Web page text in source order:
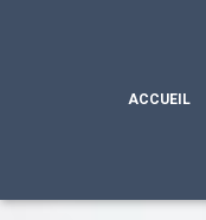
ACCUEIL